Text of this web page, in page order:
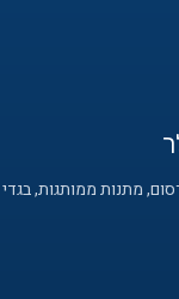
מתנות ממותגות, בגדי